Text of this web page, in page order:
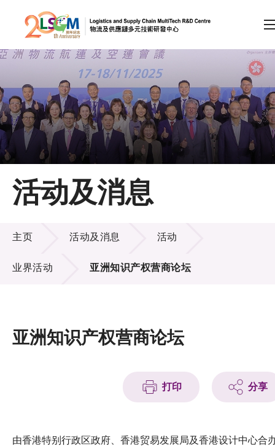
跳到内容（按回车键）
会员登录
A A EN 繁 简
主页
关于LSCM
技术商品化
项目及资助计划
活动及消息
科技分享
活动及消息
活动及消息
主页 活动及消息 活动
业界活动 亚洲知识产权营商论坛
亚洲知识产权营商论坛
打印 分享
由香港特别行政区政府、香港贸易发展局及香港设计中心合